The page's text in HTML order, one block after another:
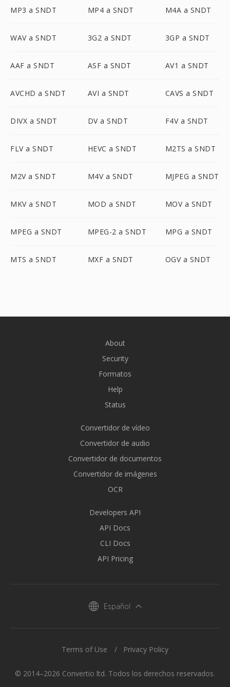
MP3 a SNDT MP4 a SNDT M4A a SNDT
WAV a SNDT 3G2 a SNDT 3GP a SNDT
AAF a SNDT ASF a SNDT AV1 a SNDT
AVCHD a SNDT AVI a SNDT CAVS a SNDT
DIVX a SNDT DV a SNDT F4V a SNDT
FLV a SNDT HEVC a SNDT M2TS a SNDT
M2V a SNDT M4V a SNDT MJPEG a SNDT
MKV a SNDT MOD a SNDT MOV a SNDT
MPEG a SNDT MPEG-2 a SNDT MPG a SNDT
MTS a SNDT MXF a SNDT OGV a SNDT
About
Security
Formatos
Help
Status
Convertidor de vídeo
Convertidor de audio
Convertidor de documentos
Convertidor de imágenes
OCR
Developers API
API Docs
CLI Docs
API Pricing
Español
© 2014–2026 Convertio ltd. Todos los derechos reservados.
Terms of Use Privacy Policy